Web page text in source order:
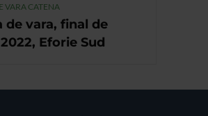
VARA CATENA
de vara, final de
Eforie Sud